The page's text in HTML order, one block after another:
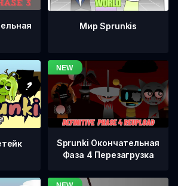
Мир Sprunkis
Sprunki Окончательная
Фаза 4 Перезагрузка